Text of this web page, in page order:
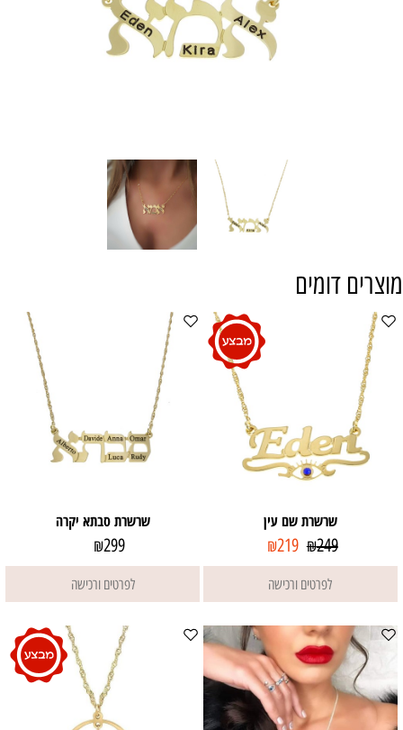
מוצרים דומים
שרשרת שם עין
₪249
₪219
לפרטים ורכישה
שרשרת סבתא יקרה
₪299
לפרטים ורכישה